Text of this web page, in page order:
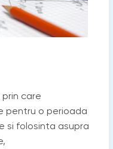
care
pentru o perioada
si folosinta asupra